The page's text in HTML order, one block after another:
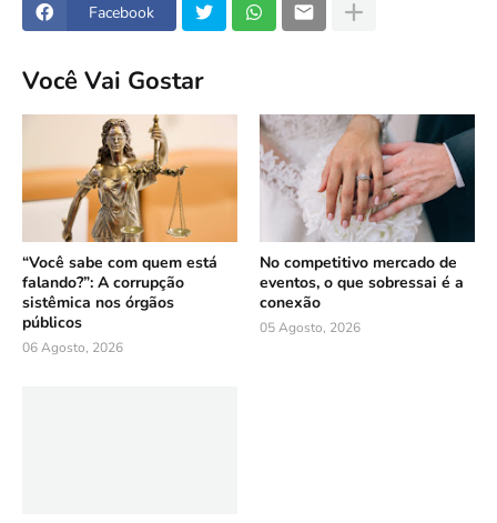
Facebook
Você Vai Gostar
“Você sabe com quem está
falando?”: A corrupção
sistêmica nos órgãos
públicos
06 Agosto, 2026
No competitivo mercado de
eventos, o que sobressai é a
conexão
05 Agosto, 2026